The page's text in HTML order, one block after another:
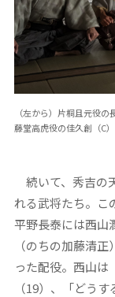
（左から）片桐且元役
藤堂高虎役の佳久創（C
続いて、秀吉の
れる武将たち。こ
平野長泰には西山
（のちの加藤清
った配役。西山は
（19）、「どう